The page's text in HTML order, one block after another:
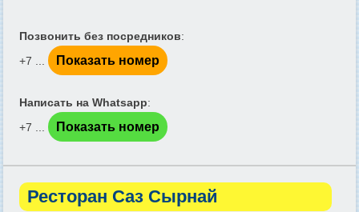
Позвонить без посредников:
+7 ...
Показать номер
Написать на Whatsapp:
+7 ...
Показать номер
Ресторан Саз Сырнай